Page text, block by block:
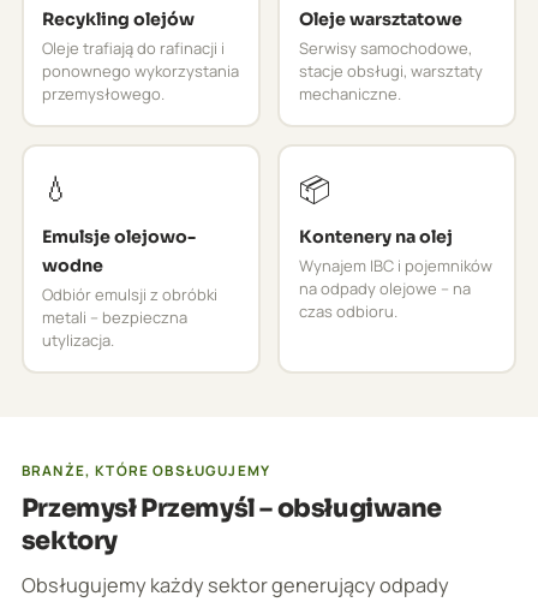
Recykling olejów
Oleje trafiają do rafinacji i
ponownego wykorzystania
przemysłowego.
Oleje warsztatowe
Serwisy samochodowe,
stacje obsługi, warsztaty
mechaniczne.
💧
Emulsje olejowo-
wodne
Odbiór emulsji z obróbki
metali – bezpieczna
utylizacja.
📦
Kontenery na olej
Wynajem IBC i pojemników
na odpady olejowe – na
czas odbioru.
BRANŻE, KTÓRE OBSŁUGUJEMY
Przemysł Przemyśl – obsługiwane
sektory
Obsługujemy każdy sektor generujący odpady